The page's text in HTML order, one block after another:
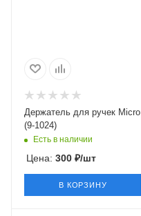
Держатель для ручек Micro
(9-1024)
Есть в наличии
Цена: 300 ₽/шт
В КОРЗИНУ